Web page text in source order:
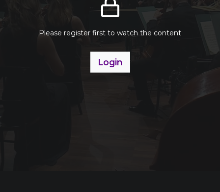
Please register first to watch the content
Login